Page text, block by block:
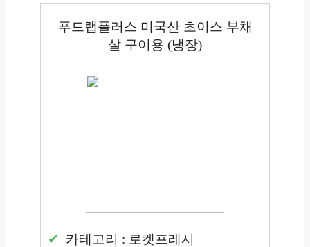
푸드랩플러스 미국산 초이스 부채
살 구이용 (냉장)
카테고리 : 로켓프레시